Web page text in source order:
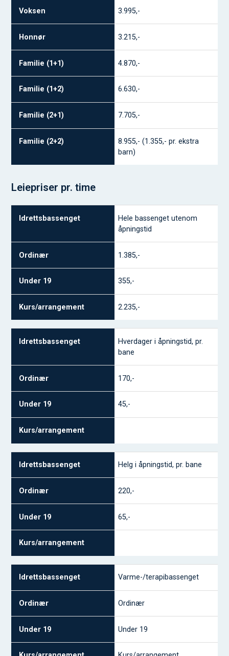
3.995,-
3.215,-
4.870,-
6.630,-
7.705,-
8.955,- (1.355,- pr. ekstra
barn)
Leiepriser pr. time
Idrettsbassenget
Under 19
Kurs/arrangemen
Hele bassenget utenom
åpningstid
1.385,-
355,-
2.235,-
Hverdager i åpningstid, pr.
bane
170,-
45,-
Helg i åpningstid, pr. bane
220,-
65,-
Varme-/terapibassenget
Ordinær
Under 19